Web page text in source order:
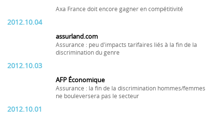
Axa France doit encore gagner en compétitivité
2012.10.04
assurland.com
Assurance : peu d'impacts tarifaires liés à la fin de la
discrimination du genre
2012.10.03
AFP Économique
Assurance : la fin de la discrimination hommes/femmes
ne bouleversera pas le secteur
2012.10.01